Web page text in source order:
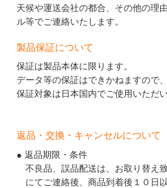
天候や運送会社の都合、その他の理
ル等でご連絡いたします。
製品保証について
保証は製品本体に限ります。
データ等の保証はできかねますので
保証対象は日本国内でご使用いただ
返品・交換・キャンセルについて
● 返品期限・条件
不良品、誤品配送は、お取り替え
にてご連絡後、商品到着後１０日